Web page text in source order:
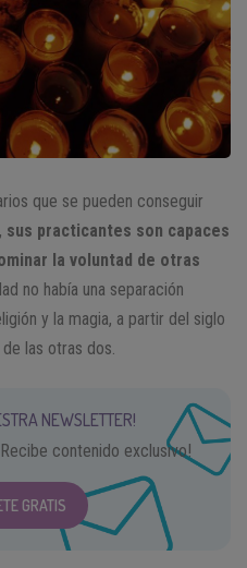
que se pueden conseguir
sus practicantes son capaces
la voluntad de otras
no había una separación
y la magia, a partir del siglo
las otras dos.
NEWSLETTER!
contenido exclusivo!
GRATIS